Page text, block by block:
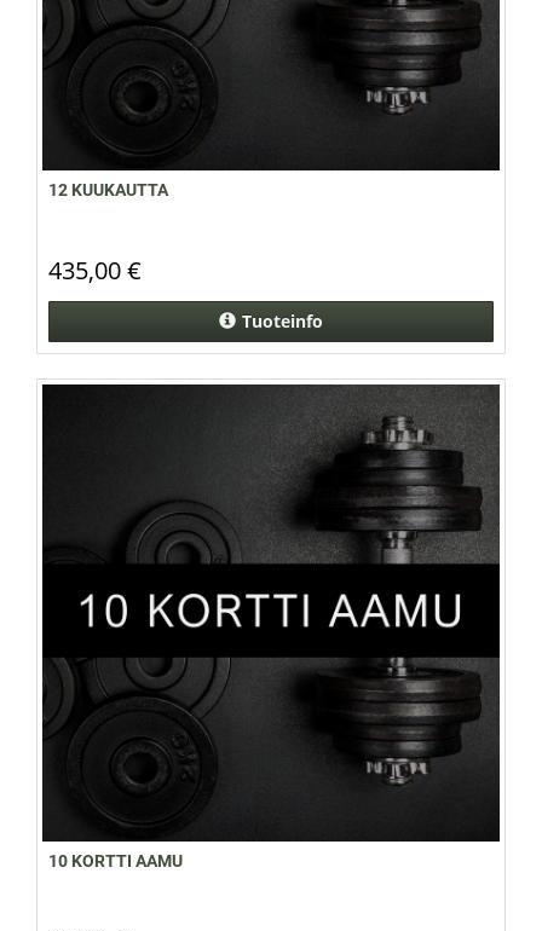
12 KUUKAUTTA
435,00 €
Tuoteinfo
10 KORTTI AAMU